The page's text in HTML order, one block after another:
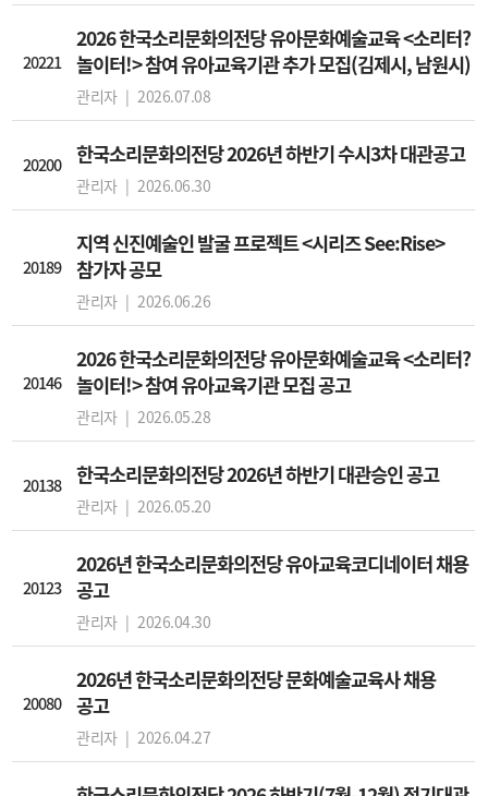
20221
2026 한국소리문화의전당 유아문화예술교육 <소리터?
놀이터!> 참여 유아교육기관 추가 모집(김제시, 남원시)
관리자 | 2026.07.08
20200 한국소리문화의전당 2026년 하반기 수시3차 대관공고
관리자 | 2026.06.30
20189
지역 신진예술인 발굴 프로젝트 <시리즈 See:Rise>
참가자 공모
관리자 | 2026.06.26
20146
2026 한국소리문화의전당 유아문화예술교육 <소리터?
놀이터!> 참여 유아교육기관 모집 공고
관리자 | 2026.05.28
20138 한국소리문화의전당 2026년 하반기 대관승인 공고
관리자 | 2026.05.20
20123
2026년 한국소리문화의전당 유아교육코디네이터 채용
공고
관리자 | 2026.04.30
20080
2026년 한국소리문화의전당 문화예술교육사 채용
공고
관리자 | 2026.04.27